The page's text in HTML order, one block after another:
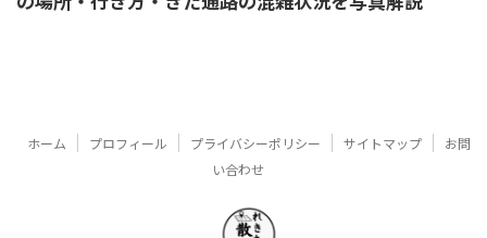
ホーム プロフィール プライバシーポリシー サイトマップ
お問
い合わせ